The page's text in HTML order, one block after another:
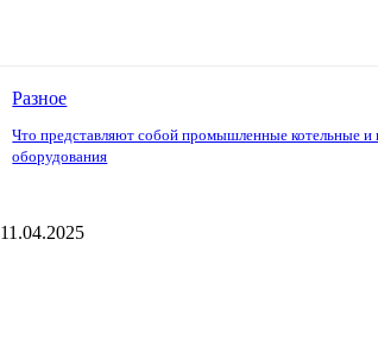
Разное
Что представляют собой промышленные котельные
оборудования
11.04.2025